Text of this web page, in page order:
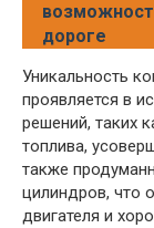
дороге
Уникальность
проявляется в
решений, таких
топлива,
также
цилиндров, что
двигателя и